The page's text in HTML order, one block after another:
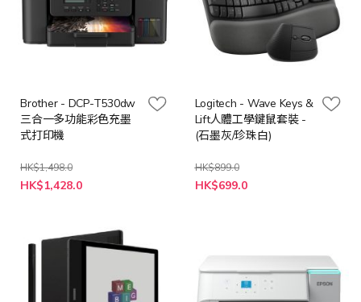
Brother - DCP-T530dw
三合一多功能彩色充墨
式打印機
HK$1,498.0
特
殊
HK$1,428.0
Logitech - Wave Keys &
Lift人體工學鍵鼠套裝 -
(石墨灰/珍珠白)
HK$899.0
HK$699.0